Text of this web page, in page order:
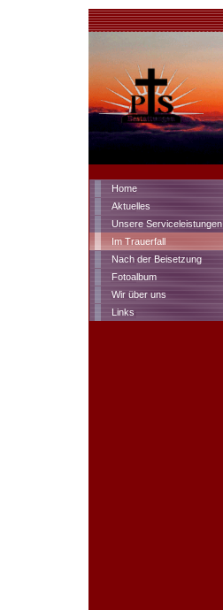
Home
Aktuelles
Unsere Serviceleistungen
Im Trauerfall
Nach der Beisetzung
Fotoalbum
Wir über uns
Links